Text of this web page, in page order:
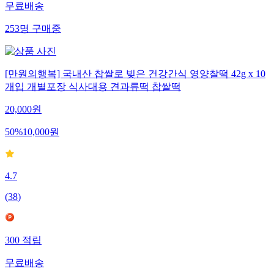
무료배송
253명구매중
[만원의행복] 국내산 찹쌀로 빚은 건강간식 영양찰떡 42g x 10
개입 개별포장 식사대용 견과류떡 찹쌀떡
20,000원
50%10,000원
4.7
(38)
300적립
무료배송